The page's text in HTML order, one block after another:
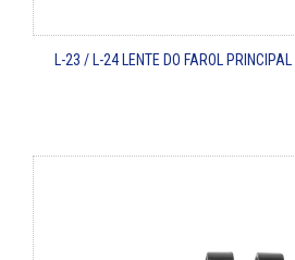
L-23 / L-24LENTE DO FAROL